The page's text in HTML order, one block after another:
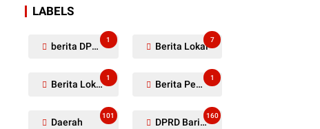
LABELS
berita DPRD Murung Raya
1
Berita Lokal
7
Berita Lokal Kabupaten Barito Utara
1
Berita Pemkab Murung Raya
1
Daerah
101
DPRD Barito Utara
160